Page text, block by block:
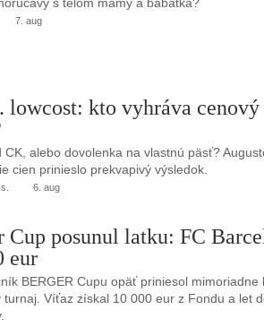
7. aug
lowcost: kto vyhráva cenový
CK, alebo dovolenka na vlastnú päsť?
cien prinieslo prekvapivý výsledok.
6. aug
Cup posunul latku: FC
eur
BERGER Cupu opäť priniesol mimoriadne
turnaj. Víťaz získal 10 000 eur z Fondu a let